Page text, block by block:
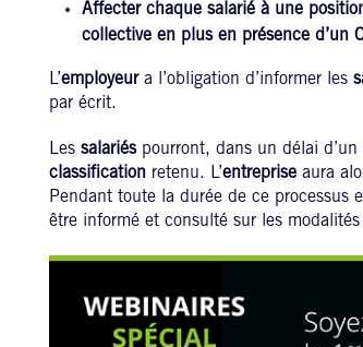
Affecter chaque salarié à une
collective en plus en présence d’un
L’employeura l’obligation d’informer les
par écrit.
Les salariéspourront, dans un délai d’un
classificationretenu. L’entrepriseaura
Pendant toute la durée de ce processus
être informé et consulté sur les